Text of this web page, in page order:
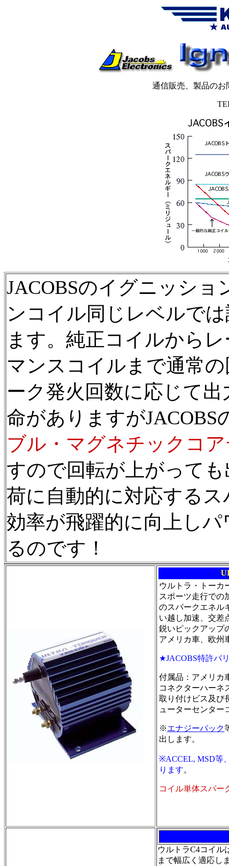
通信販売、製品のお
JACOBSのイグニッシ
ンコイル同じレベルで
ます。純正コイルから
マンスコイルまで通常
ーク発火回数に応じて
命がありますがJACOBS
ブル・マグネチックコ
すので回転が上がって
荷に自動的に対応する
効率が飛躍的に向上し
るのです！
ウルトラ・トーカ
スポーツ走行での
のスパークエネル
い越し加速、交差
鋭いピックアップ
アメリカ車、欧州
★JACOBS特許バ
付属品：アメリカ
コネクターハーネ
取り付けビス及び
ューターセンター
※エナジーパック
出します。
※ACCEL, MSD等
ります。
コイル単体スパー
ウルトラC4コイル
まで幅広く適応し